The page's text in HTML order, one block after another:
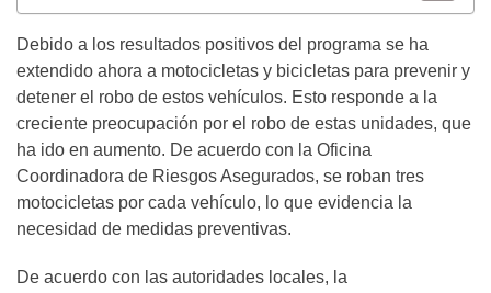
Debido a los resultados positivos del programa se ha
extendido ahora a motocicletas y bicicletas para prevenir y
detener el robo de estos vehículos. Esto responde a la
creciente preocupación por el robo de estas unidades, que
ha ido en aumento. De acuerdo con la Oficina
Coordinadora de Riesgos Asegurados, se roban tres
motocicletas por cada vehículo, lo que evidencia la
necesidad de medidas preventivas.
De acuerdo con las autoridades locales, la